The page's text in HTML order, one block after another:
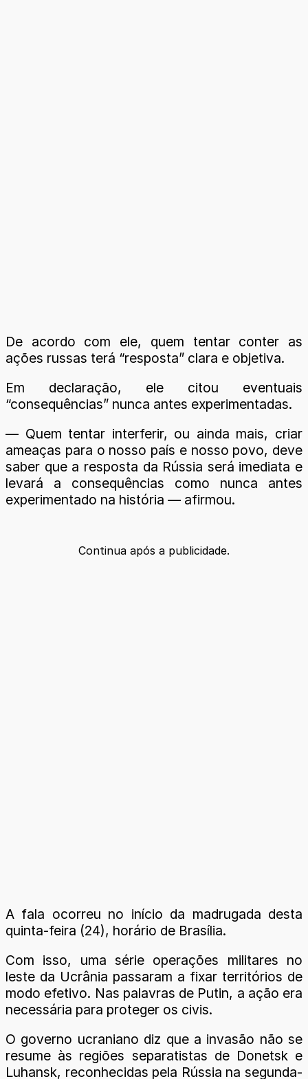
De acordo com ele, quem tentar conter as
ações russas terá “resposta” clara e objetiva.
Em declaração, ele citou eventuais
“consequências” nunca antes experimentadas.
— Quem tentar interferir, ou ainda mais, criar
ameaças para o nosso país e nosso povo, deve
saber que a resposta da Rússia será imediata e
levará a consequências como nunca antes
experimentado na história — afirmou.
Continua após a publicidade.
A fala ocorreu no início da madrugada desta
quinta-feira (24), horário de Brasília.
Com isso, uma série operações militares no
leste da Ucrânia passaram a fixar territórios de
modo efetivo. Nas palavras de Putin, a ação era
necessária para proteger os civis.
O governo ucraniano diz que a invasão não se
resume às regiões separatistas de Donetsk e
Luhansk, reconhecidas pela Rússia na segunda-